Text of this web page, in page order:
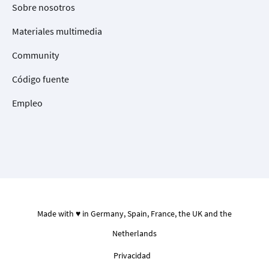
Sobre nosotros
Materiales multimedia
Community
Código fuente
Empleo
Made with ♥ in Germany, Spain, France, the UK and the
Netherlands
Privacidad